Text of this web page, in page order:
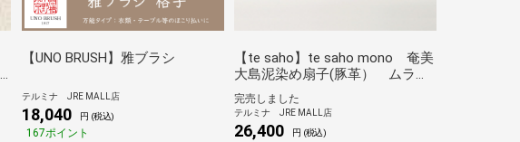
【UNO BRUSH】雅ブラシ
テルミナ JRE MALL店
18,040 円 (税込)
167ポイント
【te saho】te saho mono 奄美
大島泥染め扇子(豚革） ムラ絞
り
完売しました
テルミナ JRE MALL店
26,400 円 (税込)